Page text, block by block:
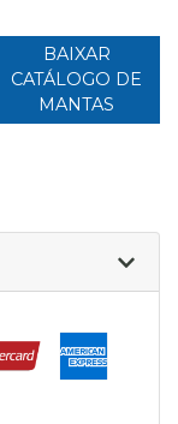
BAIXAR
CATÁLOGO DE
MANTAS